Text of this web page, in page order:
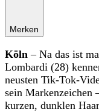
Merken
Köln – Na das ist
Lombardi (28)
neusten Tik-Tok-
sein Markenzeichen
kurzen, dunklen